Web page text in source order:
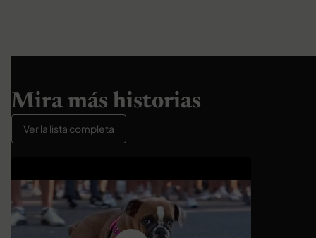
Mira más historias
Ver la lista completa